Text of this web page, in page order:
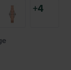
+4